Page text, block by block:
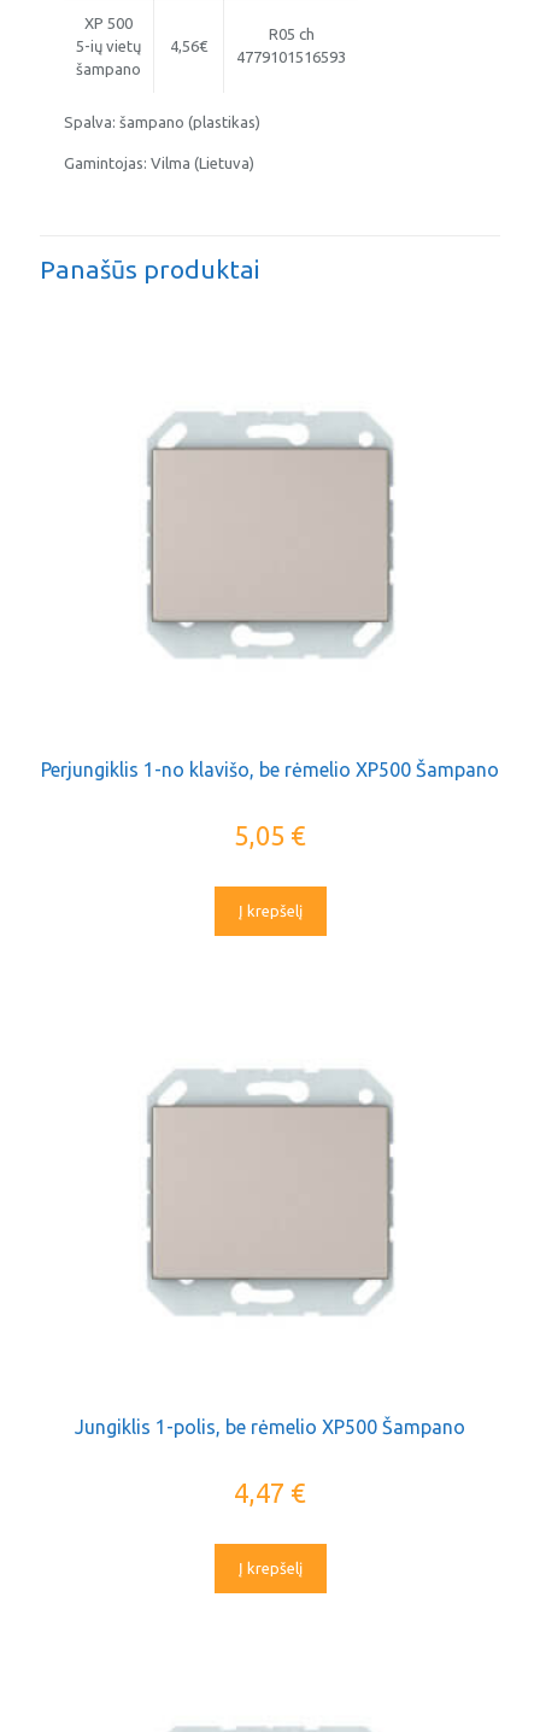
XP 500
5-ių vietų
šampano
4,56€
R05 ch
4779101516593
Spalva: šampano (plastikas)
Gamintojas: Vilma (Lietuva)
Panašūs produktai
Perjungiklis 1-no klavišo, be rėmelio XP500 Šampano
5,05 €
Į krepšelį
Jungiklis 1-polis, be rėmelio XP500 Šampano
4,47 €
Į krepšelį